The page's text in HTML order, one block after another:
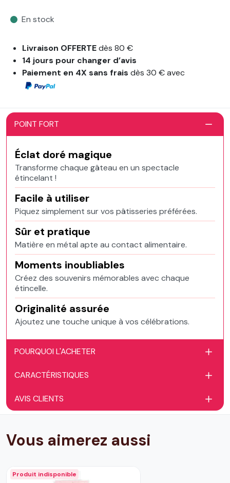
En stock
Livraison OFFERTEdès 80 €
14 jours pour changer d’avis
Paiement en 4X sans fraisdès 30 € avec
POINT FORT
Éclat doré magique
Transforme chaque gâteau en un spectacle
étincelant !
Facile à utiliser
Piquez simplement sur vos pâtisseries préférées.
Sûr et pratique
Matière en métal apte au contact alimentaire.
Moments inoubliables
Créez des souvenirs mémorables avec chaque
étincelle.
Originalité assurée
Ajoutez une touche unique à vos célébrations.
POURQUOI L'ACHETER
CARACTÉRISTIQUES
AVIS CLIENTS
Vous aimerez aussi
Produit indisponible